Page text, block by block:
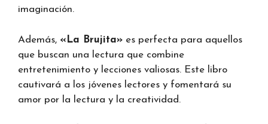
imaginación.
Además, «La Brujita» es perfecta para aquellos
que buscan una lectura que combine
entretenimiento y lecciones valiosas. Este libro
cautivará a los jóvenes lectores y fomentará su
amor por la lectura y la creatividad.